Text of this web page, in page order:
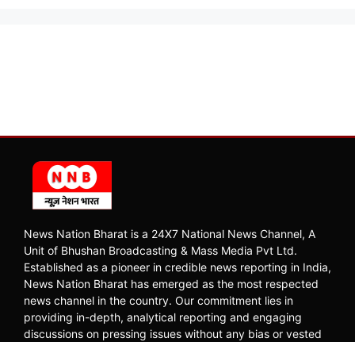
News Nation Bharat is a 24X7 National News Channel, A
Unit of Bhushan Broadcasting & Mass Media Pvt Ltd.
Established as a pioneer in credible news reporting in India,
News Nation Bharat has emerged as the most respected
news channel in the country. Our commitment lies in
providing in-depth, analytical reporting and engaging
discussions on pressing issues without any bias or vested